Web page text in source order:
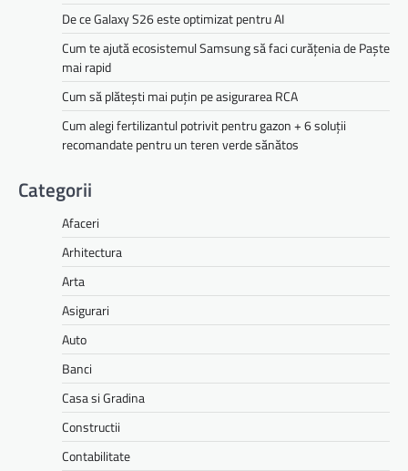
De ce Galaxy S26 este optimizat pentru AI
Cum te ajută ecosistemul Samsung să faci curățenia de Paște
mai rapid
Cum să plătești mai puțin pe asigurarea RCA
Cum alegi fertilizantul potrivit pentru gazon + 6 soluții
recomandate pentru un teren verde sănătos
Categorii
Afaceri
Arhitectura
Arta
Asigurari
Auto
Banci
Casa si Gradina
Constructii
Contabilitate